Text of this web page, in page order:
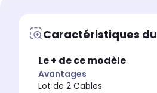
Caractéristiques
Le + de ce modèle
Avantages
Lot de 2 Cables